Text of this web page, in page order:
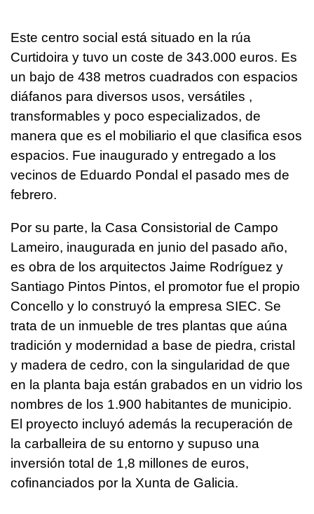
Este centro social está situado en la rúa
Curtidoira y tuvo un coste de 343.000 euros. Es
un bajo de 438 metros cuadrados con espacios
diáfanos para diversos usos, versátiles ,
transformables y poco especializados, de
manera que es el mobiliario el que clasifica esos
espacios. Fue inaugurado y entregado a los
vecinos de Eduardo Pondal el pasado mes de
febrero.
Por su parte, la Casa Consistorial de Campo
Lameiro, inaugurada en junio del pasado año,
es obra de los arquitectos Jaime Rodríguez y
Santiago Pintos Pintos, el promotor fue el propio
Concello y lo construyó la empresa SIEC. Se
trata de un inmueble de tres plantas que aúna
tradición y modernidad a base de piedra, cristal
y madera de cedro, con la singularidad de que
en la planta baja están grabados en un vidrio los
nombres de los 1.900 habitantes de municipio.
El proyecto incluyó además la recuperación de
la carballeira de su entorno y supuso una
inversión total de 1,8 millones de euros,
cofinanciados por la Xunta de Galicia.